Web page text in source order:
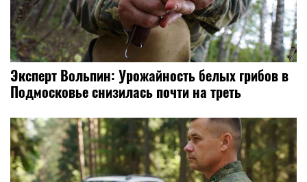
Эксперт Вольпин: Урожайность белых грибов в
Подмосковье снизилась почти на треть